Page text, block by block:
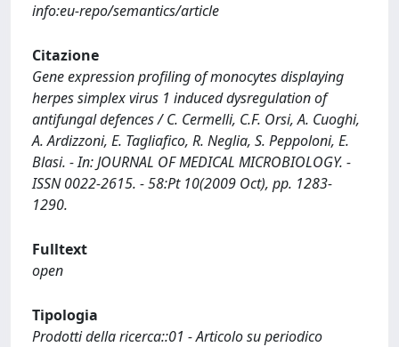
info:eu-repo/semantics/article
Citazione
Gene expression profiling of monocytes displaying
herpes simplex virus 1 induced dysregulation of
antifungal defences / C. Cermelli, C.F. Orsi, A. Cuoghi,
A. Ardizzoni, E. Tagliafico, R. Neglia, S. Peppoloni, E.
Blasi. - In: JOURNAL OF MEDICAL MICROBIOLOGY. -
ISSN 0022-2615. - 58:Pt 10(2009 Oct), pp. 1283-
1290.
Fulltext
open
Tipologia
Prodotti della ricerca::01 - Articolo su periodico